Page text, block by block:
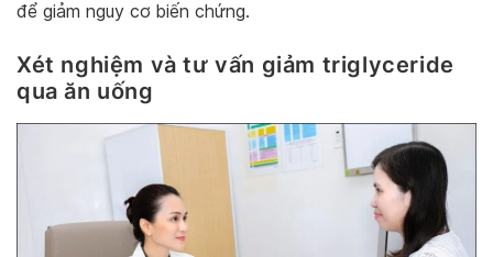
để giảm nguy cơ biến chứng.
Xét nghiệm và tư vấn giảm triglyceride
qua ăn uống